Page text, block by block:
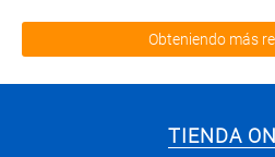
Obteniendo más
TIENDA